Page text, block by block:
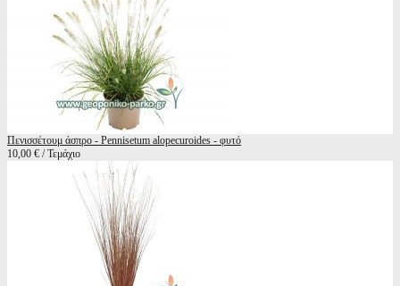
Πενισσέτουμ άσπρο - Pennisetum alopecuroides - φυτό
10,00 € / Τεμάχιο